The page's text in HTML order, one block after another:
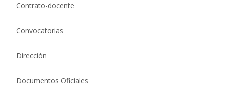
Contrato-docente
Convocatorias
Dirección
Documentos Oficiales